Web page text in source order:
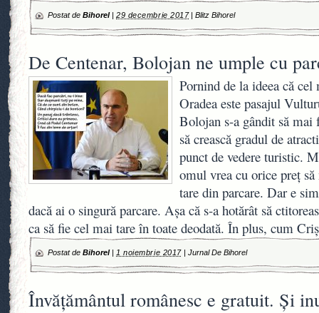
Postat de Bihorel| 29 decembrie 2017|Blitz Bihorel
De Centenar, Bolojan ne umple cu
Pornind de la ideea că
Oradea este pasajul
Bolojan s-a gândit să mai
să crească gradul de
punct de vedere turistic.
omul vrea cu orice preţ să
tare din parcare. Dar e
dacă ai o singură parcare. Aşa că s-a hotărât să
ca să fie cel mai tare în toate deodată. În plus, cum
Postat de Bihorel| 1 noiembrie 2017| Jurnal De Bihorel
Învățământul românesc e gratuit. Și